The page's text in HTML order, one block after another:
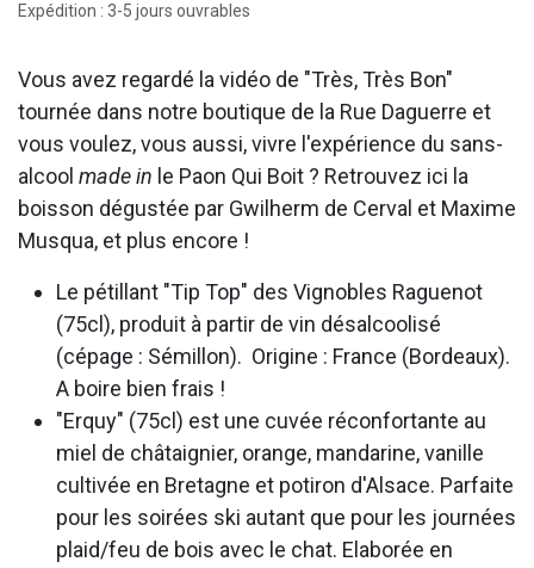
Expédition : 3-5 jours ouvrables
Vous avez regardé la vidéo de "Très, Très Bon"
tournée dans notre boutique de la Rue Daguerre et
vous voulez, vous aussi, vivre l'expérience du sans-
alcool made in le Paon Qui Boit ? Retrouvez ici la
boisson dégustée par Gwilherm de Cerval et Maxime
Musqua, et plus encore !
Le pétillant "Tip Top" des Vignobles Raguenot
(75cl), produit à partir de vin désalcoolisé
(cépage : Sémillon). Origine : France (Bordeaux).
A boire bien frais !
"Erquy" (75cl) est une cuvée réconfortante au
miel de châtaignier, orange, mandarine, vanille
cultivée en Bretagne et potiron d'Alsace. Parfaite
pour les soirées ski autant que pour les journées
plaid/feu de bois avec le chat. Elaborée en